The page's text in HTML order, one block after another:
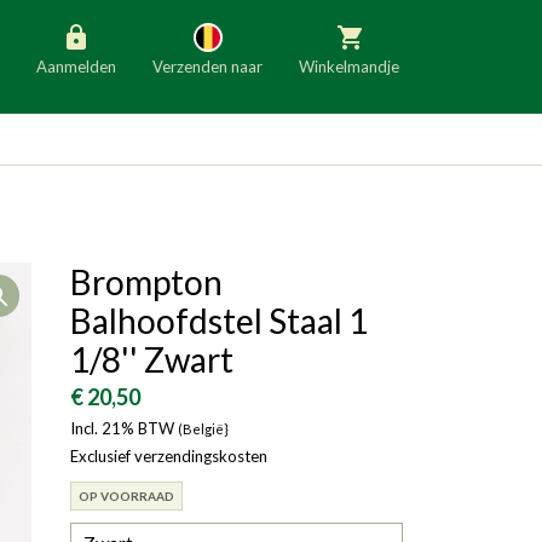
Aanmelden Verzenden naar
Slovenië
Denemarken
Bulgarije
Winkelmandje
Open
Brompton
Balhoofdstel Staal 1
1/8'' Zwart
€ 20,50
Incl. 21% BTW (België}
Exclusief verzendingskosten
OP VOORRAAD